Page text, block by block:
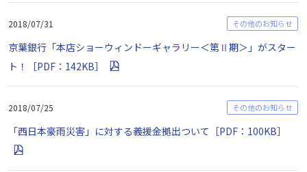
2018/07/31 その他のお知らせ
京葉銀行「本店ショーウィンドーギャラリー＜第Ⅱ期＞」がスター
ト！［PDF：142KB］
2018/07/25 その他のお知らせ
「西日本豪雨災害」に対する義援金拠出ついて［PDF：100KB］